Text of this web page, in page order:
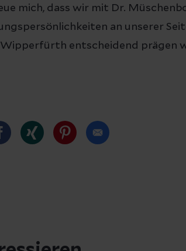
mich, dass wir mit Dr.
an unserer
entscheidend prägen